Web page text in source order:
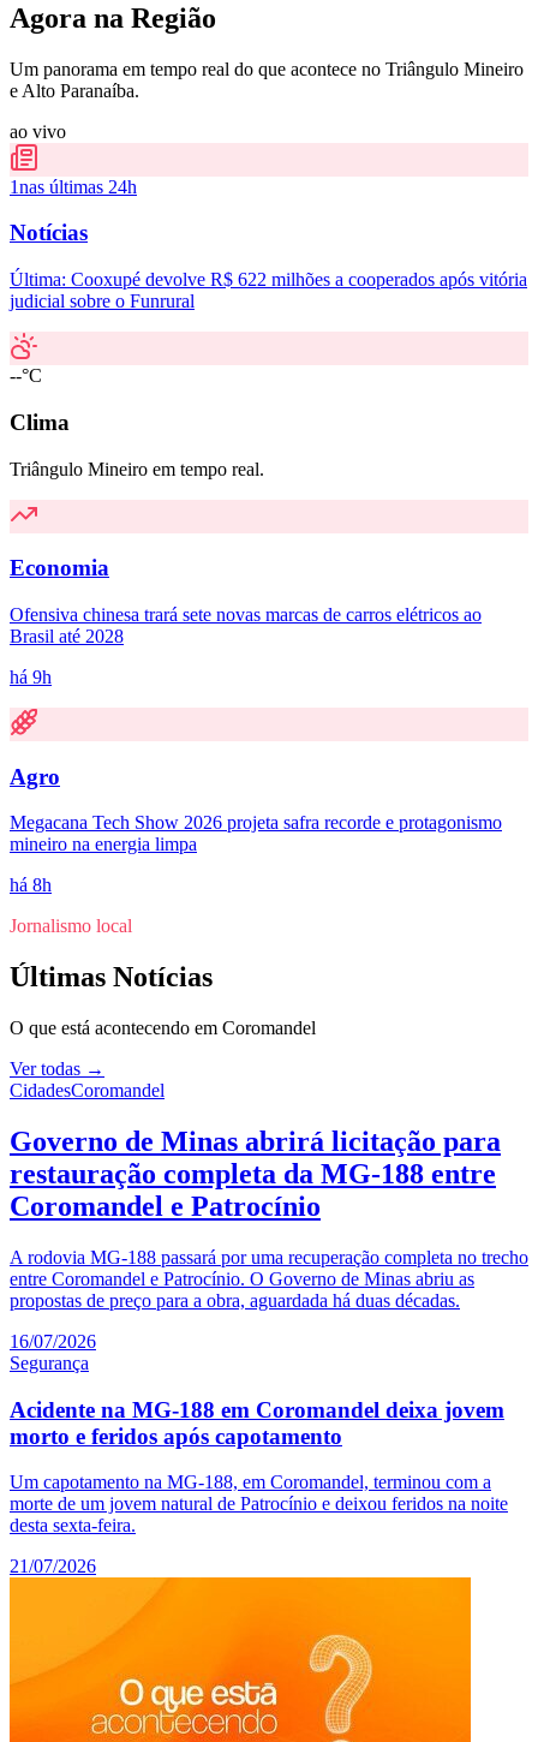
Agora na Região
Um panorama em tempo real do que acontece no Triângulo Mineiro
e Alto Paranaíba.
ao vivo
1nas últimas 24h
Notícias
Última: Cooxupé devolve R$ 622 milhões a cooperados após vitória
judicial sobre o Funrural
--°C
Clima
Triângulo Mineiro em tempo real.
Economia
Ofensiva chinesa trará sete novas marcas de carros elétricos ao
Brasil até 2028
há 9h
Agro
Megacana Tech Show 2026 projeta safra recorde e protagonismo
mineiro na energia limpa
há 8h
Jornalismo local
Últimas Notícias
O que está acontecendo em Coromandel
Ver todas →
CidadesCoromandel
Governo de Minas abrirá licitação para
restauração completa da MG-188 entre
Coromandel e Patrocínio
A rodovia MG-188 passará por uma recuperação completa no trecho
entre Coromandel e Patrocínio. O Governo de Minas abriu as
propostas de preço para a obra, aguardada há duas décadas.
16/07/2026
Segurança
Acidente na MG-188 em Coromandel deixa jovem
morto e feridos após capotamento
Um capotamento na MG-188, em Coromandel, terminou com a
morte de um jovem natural de Patrocínio e deixou feridos na noite
desta sexta-feira.
21/07/2026